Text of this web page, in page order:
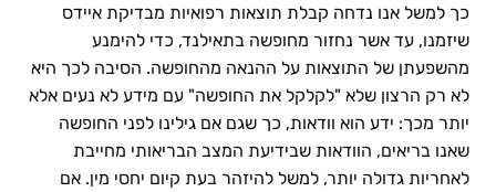
כך למשל אנו נדחה קבלת תוצאות רפואיות מבדיקת איידס
שיזמנו, עד אשר נחזור מחופשה בתאילנד, כדי להימנע
מהשפעתן של התוצאות על ההנאה מהחופשה. הסיבה לכך היא
לא רק הרצון שלא "לקלקל את החופשה" עם מידע לא נעים אלא
יותר מכך: ידע הוא וודאות, כך שגם אם גילינו לפני החופשה
שאנו בריאים, הוודאות שבידיעת המצב הבריאותי מחייבת
לאחריות גדולה יותר, למשל להיזהר בעת קיום יחסי מין. אם